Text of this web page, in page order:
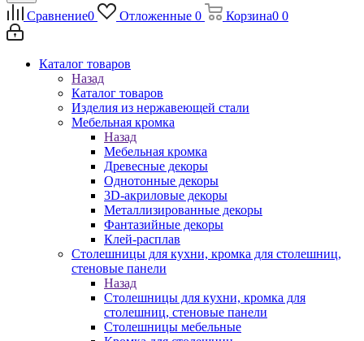
Сравнение0 Отложенные 0 Корзина0 0
Каталог товаров
Назад
Каталог товаров
Изделия из нержавеющей стали
Мебельная кромка
Назад
Мебельная кромка
Древесные декоры
Однотонные декоры
3D-акриловые декоры
Металлизированные декоры
Фантазийные декоры
Клей-расплав
Столешницы для кухни, кромка для столешниц,
стеновые панели
Назад
Столешницы для кухни, кромка для
столешниц, стеновые панели
Столешницы мебельные